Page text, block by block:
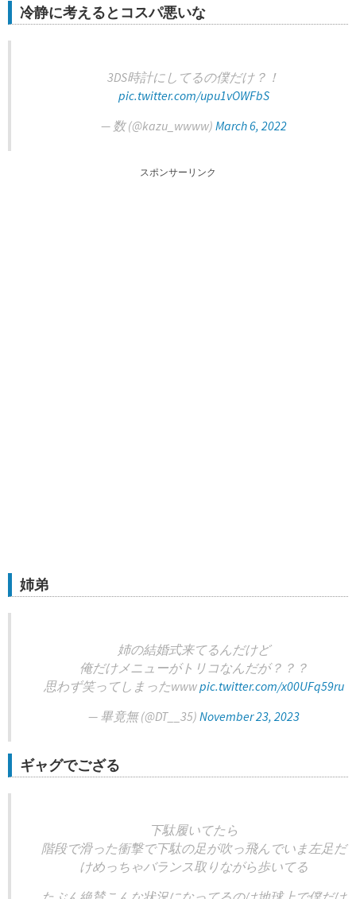
冷静に考えるとコスパ悪いな
3DS時計にしてるの僕だけ？！
pic.twitter.com/upu1vOWFbS
— 数 (@kazu_wwww) March 6, 2022
スポンサーリンク
姉弟
姉の結婚式来てるんだけど
俺だけメニューがトリコなんだが？？？
思わず笑ってしまったwwwpic.twitter.com/x00UFq59ru
— 畢竟無 (@DT__35) November 23, 2023
ギャグでござる
下駄履いてたら
階段で滑った衝撃で下駄の足が吹っ飛んでいま左足だ
けめっちゃバランス取りながら歩いてる